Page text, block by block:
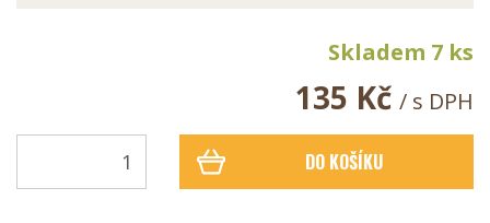
Skladem 7 ks
135 Kč / s DPH
DO KOŠÍKU